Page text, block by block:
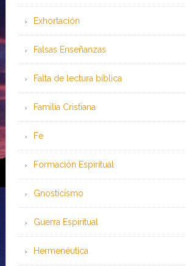
Exhortación
Falsas Enseñanzas
Falta de lectura bíblica
Familia Cristiana
Fe
Formación Espiritual
Gnosticismo
Guerra Espiritual
Hermenéutica